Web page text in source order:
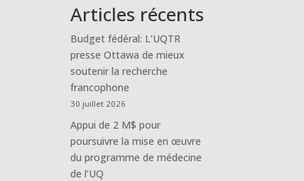
Articles récents
Budget fédéral: L’UQTR
presse Ottawa de mieux
soutenir la recherche
francophone
30 juillet 2026
Appui de 2 M$ pour
poursuivre la mise en œuvre
du programme de médecine
de l’UQ